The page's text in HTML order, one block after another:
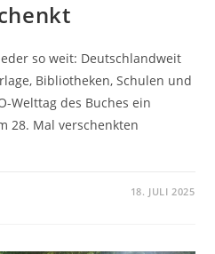
so weit: Deutschlandweit
Bibliotheken, Schulen und
Welttag des Buches ein
28. Mal verschenkten
18. JULI 2025